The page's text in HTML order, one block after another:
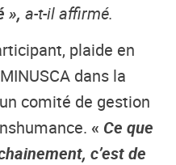
», a-t-il affirmé.
plaide en
dans la
comité de gestion
« Ce que
c’est de